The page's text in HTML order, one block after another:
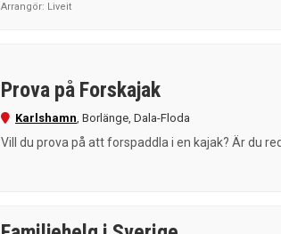
Arrangör: Liveit
Prova på Forskajak
Karlshamn Borlänge Dala-Floda
Vill du prova på att forspaddla i en kajak? Är du